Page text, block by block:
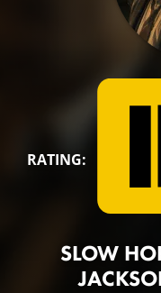
RATING:
SLOW